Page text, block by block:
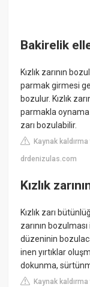
Bakirelik
Kızlık zarının
parmak girmesi
bozulur. Kızlık
parmakla oynama
zarı bozulabilir.
Kaynak
drdenizulas.com
Kızlık
Kızlık zarı
zarının
düzeninin
inen yırtıklar
dokunma,
Kaynak